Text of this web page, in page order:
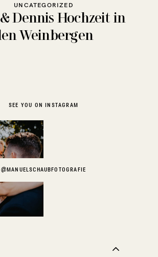
UNCATEGORIZED
Dennis Hochzeit in
Weinbergen
SEE YOU ON INSTAGRAM
@MANUELSCHAUBFOTOGRAFIE